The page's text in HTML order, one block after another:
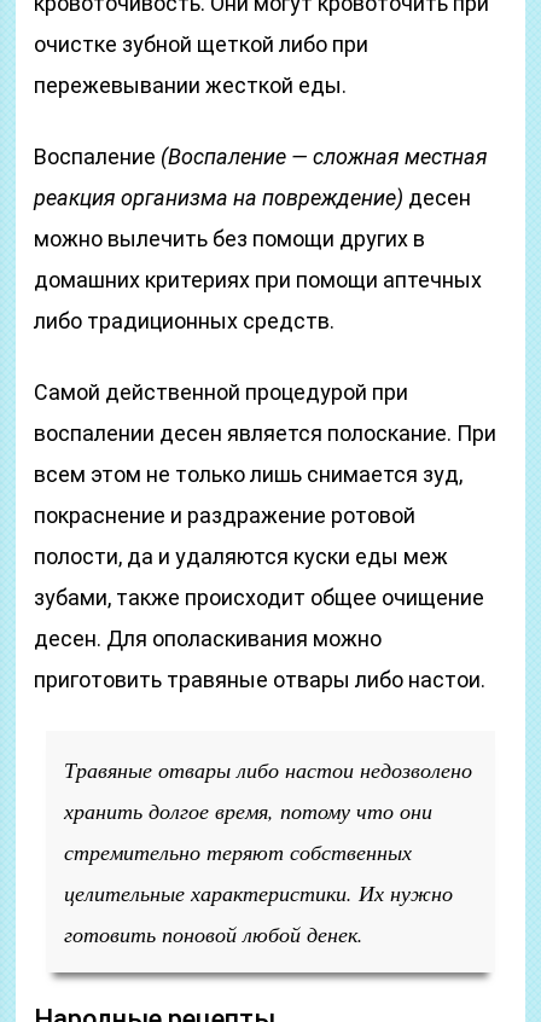
очистке зубной щеткой либо при
пережевывании жесткой еды.
Воспаление (Воспаление — сложная местная
реакция организма на повреждение) десен
можно вылечить без помощи других в
домашних критериях при помощи аптечных
либо традиционных средств.
Самой действенной процедурой при
воспалении десен является полоскание. При
всем этом не только лишь снимается зуд,
покраснение и раздражение ротовой
полости, да и удаляются куски еды меж
зубами, также происходит общее очищение
десен. Для ополаскивания можно
приготовить травяные отвары либо настои.
Травяные отвары либо настои недозволено
хранить долгое время, потому что они
стремительно теряют собственных
целительные характеристики. Их нужно
готовить поновой любой денек.